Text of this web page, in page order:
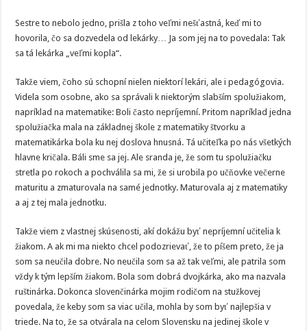
Sestre to nebolo jedno, prišla z toho veľmi nešťastná, keď mi to
hovorila, čo sa dozvedela od lekárky… Ja som jej na to povedala: Tak
sa tá lekárka „veľmi kopla“.
Takže viem, čoho sú schopní nielen niektorí lekári, ale i pedagógovia.
Videla som osobne, ako sa správali k niektorým slabším spolužiakom,
napríklad na matematike: Boli často nepríjemní. Pritom napríklad jedna
spolužiačka mala na základnej škole z matematiky štvorku a
matematikárka bola ku nej doslova hnusná. Tá učiteľka po nás všetkých
hlavne kričala. Báli sme sa jej. Ale sranda je, že som tu spolužiačku
stretla po rokoch a pochválila sa mi, že si urobila po učňovke večerne
maturitu a zmaturovala na samé jednotky. Maturovala aj z matematiky
a aj z tej mala jednotku.
Takže viem z vlastnej skúsenosti, akí dokážu byť nepríjemní učitelia k
žiakom. A ak mi ma niekto chcel podozrievať, že to píšem preto, že ja
som sa neučila dobre. No neučila som sa až tak veľmi, ale patrila som
vždy k tým lepším žiakom. Bola som dobrá dvojkárka, ako ma nazvala
ruštinárka. Dokonca slovenčinárka mojim rodičom na stužkovej
povedala, že keby som sa viac učila, mohla by som byť najlepšia v
triede. Na to, že sa otvárala na celom Slovensku na jedinej škole v